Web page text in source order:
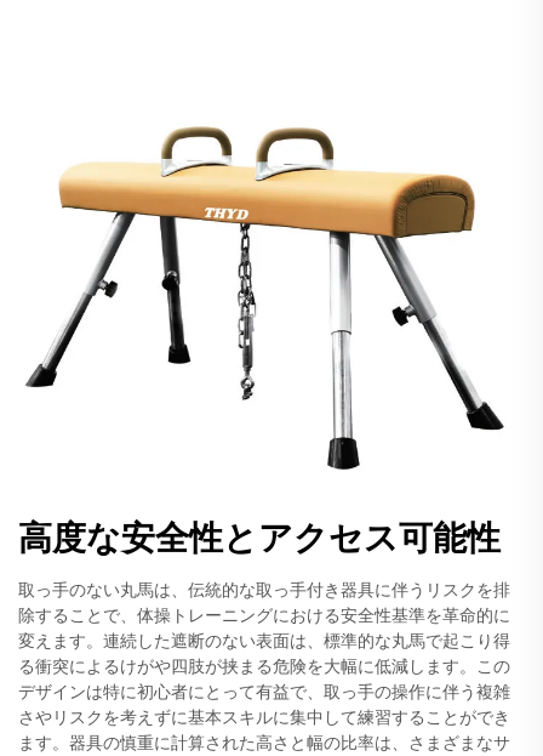
高度な安全性とアクセス可能性
取っ手のない丸馬は、伝統的な取っ手付き器具に伴うリスクを排
除することで、体操トレーニングにおける安全性基準を革命的に
変えます。連続した遮断のない表面は、標準的な丸馬で起こり得
る衝突によるけがや四肢が挟まる危険を大幅に低減します。この
デザインは特に初心者にとって有益で、取っ手の操作に伴う複雑
さやリスクを考えずに基本スキルに集中して練習することができ
ます。器具の慎重に計算された高さと幅の比率は、さまざまなサ